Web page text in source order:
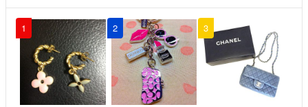
▼特商法
https://fril.jp/ts/official/law/dfs/
▼返品特約
https://fril.jp/ts/official/law/dfs/#return_policy
1 2 3